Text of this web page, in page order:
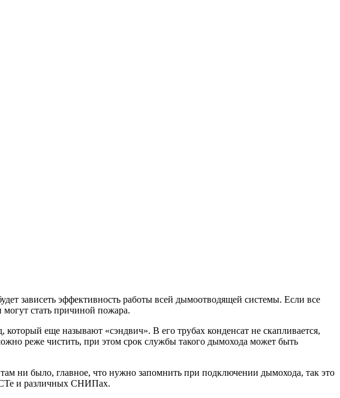
зависеть эффективность работы всей дымоотводящей системы. Если все
могут стать причиной пожара.
еще называют «сэндвич». В его трубах конденсат не скапливается,
реже чистить, при этом срок службы такого дымохода может быть
ни было, главное, что нужно запомнить при подключении дымохода, так это
и различных СНИПах.